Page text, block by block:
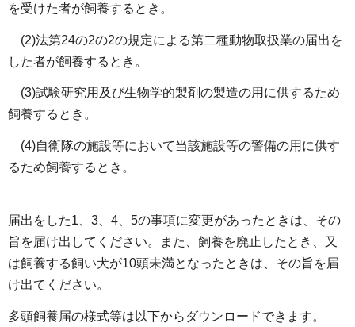
を受けた者が飼養するとき。
(2)法第24の2の2の規定による第二種動物取扱業の届出を
した者が飼養するとき。
(3)試験研究用及び生物学的製剤の製造の用に供するため
飼養するとき。
(4)自衛隊の施設等において当該施設等の警備の用に供す
るため飼養するとき。
届出をした1、3、4、5の事項に変更があったときは、その
旨を届け出してください。また、飼養を廃止したとき、又
は飼養する飼い犬が10頭未満となったときは、その旨を届
け出てください。
多頭飼養届の様式等は以下からダウンロードできます。